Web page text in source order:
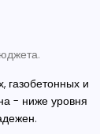
и
- ниже уровня